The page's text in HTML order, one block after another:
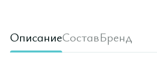
ОписаниеСоставБренд